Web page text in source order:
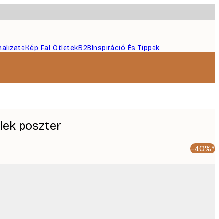
Kép Fal ÖtletekB2BInspiráció És Tippek
poszter
-40%*